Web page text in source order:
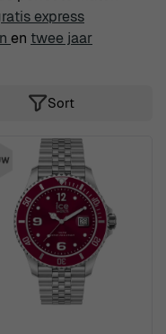
express
en twee jaar
Sort